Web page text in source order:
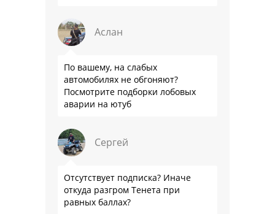
Аслан
По вашему, на слабых
автомобилях не обгоняют?
Посмотрите подборки лобовых
аварии на ютуб
Сергей
Отсутствует подписка? Иначе
откуда разгром Тенета при
равных баллах?